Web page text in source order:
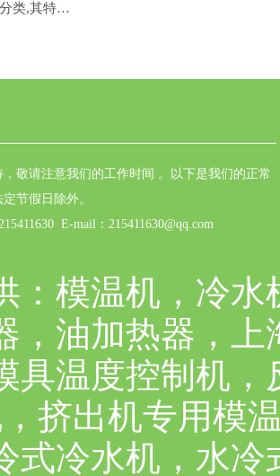
如何对模温机进行分类,其特点如何?
敬请注意我们的工作时间 。以下是我们的正常
节假日除外。
E-mail：215411630@qq.com
： 模温机，冷水
，油加热器，
具温度控制机
挤出机专用模
式冷水机，水